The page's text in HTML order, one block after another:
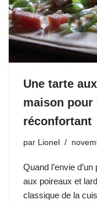
Une tarte
maison pour
réconfortant
par Lionel
Quand l’envie
aux poireaux et
classique de la